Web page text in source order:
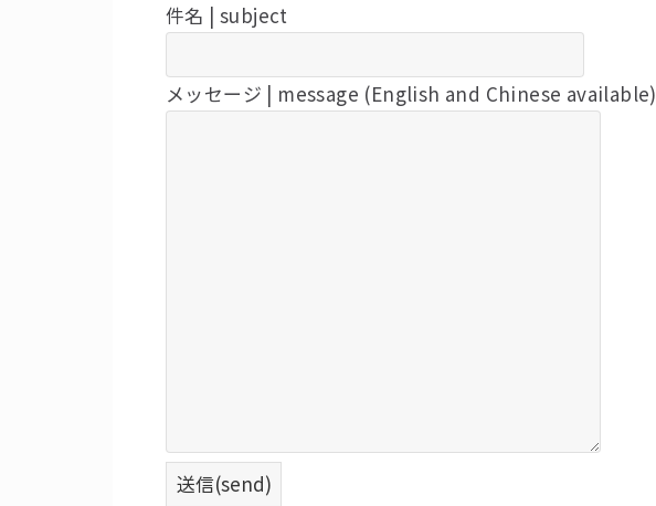
件名 | subject
メッセージ | message (English and Chinese available)